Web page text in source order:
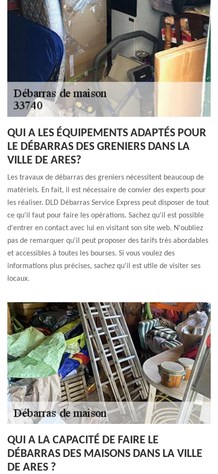
QUI A LES ÉQUIPEMENTS ADAPTÉS POUR
LE DÉBARRAS DES GRENIERS DANS LA
VILLE DE ARES?
Les travaux de débarras des greniers nécessitent beaucoup de
matériels. En fait, il est nécessaire de convier des experts pour
les réaliser. DLD Débarras Service Express peut disposer de tout
ce qu'il faut pour faire les opérations. Sachez qu'il est possible
d'entrer en contact avec lui en visitant son site web. N'oubliez
pas de remarquer qu'il peut proposer des tarifs très abordables
et accessibles à toutes les bourses. Si vous voulez des
informations plus précises, sachez qu'il est utile de visiter ses
locaux.
QUI A LA CAPACITÉ DE FAIRE LE
DÉBARRAS DES MAISONS DANS LA VILLE
DE ARES ?